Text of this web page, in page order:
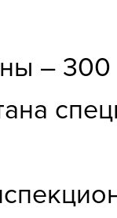
– 300